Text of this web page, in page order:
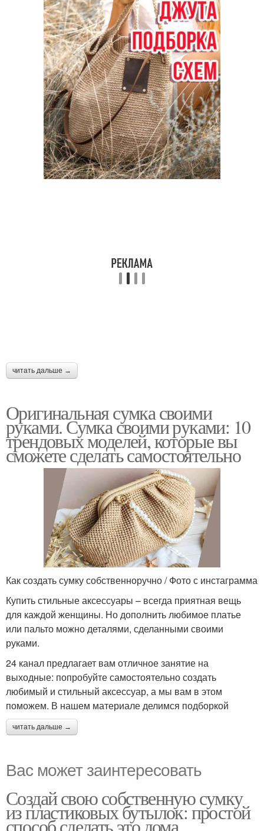
Прикольные сумки Тканевая сумка
Эксклюзивные сумки Поясная сумка
читать дальше →
Оригинальная сумка своими
руками. Сумка своими руками: 10
трендовых моделей, которые вы
сможете сделать самостоятельно
Как создать сумку собственноручно / Фото с инстаграмма
Купить стильные аксессуары – всегда приятная вещь
для каждой женщины. Но дополнить любимое платье
или пальто можно деталями, сделанными своими
руками.
24 канал предлагает вам отличное занятие на
выходные: попробуйте самостоятельно создать
любимый и стильный аксессуар, а мы вам в этом
поможем. В нашем материале делимся подборкой
читать дальше →
Вас может заинтересовать
Создай свою собственную сумку
из пластиковых бутылок: простой